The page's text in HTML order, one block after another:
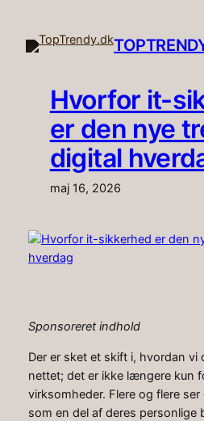
indhold
Hvorfor it-
er den nye
digital
maj 16, 2026
Sponsoreret indhold
Der er sket et skift i, hvordan vi
nettet; det er ikke længere kun
virksomheder. Flere og flere
som en del af deres personlige